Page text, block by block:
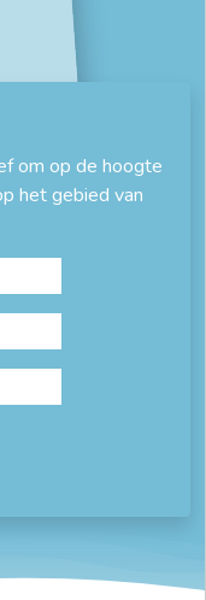
om op de hoogte
het gebied van